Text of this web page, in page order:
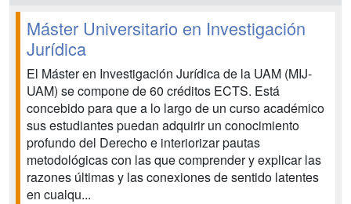
Máster Universitario en Investigación
Jurídica
El Máster en Investigación Jurídica de la UAM (MIJ-
UAM) se compone de 60 créditos ECTS. Está
concebido para que a lo largo de un curso académico
sus estudiantes puedan adquirir un conocimiento
profundo del Derecho e interiorizar pautas
metodológicas con las que comprender y explicar las
razones últimas y las conexiones de sentido latentes
en cualqu...